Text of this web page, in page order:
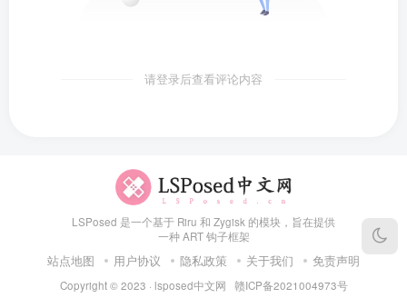
请登录后查看评论内容
LSPosed 是一个基于 Riru 和 Zygisk 的模块，旨在提供
一种 ART 钩子框架
站点地图 用户协议 隐私政策 关于我们 免责声明
Copyright © 2023 · lsposed中文网 赣ICP备2021004973号